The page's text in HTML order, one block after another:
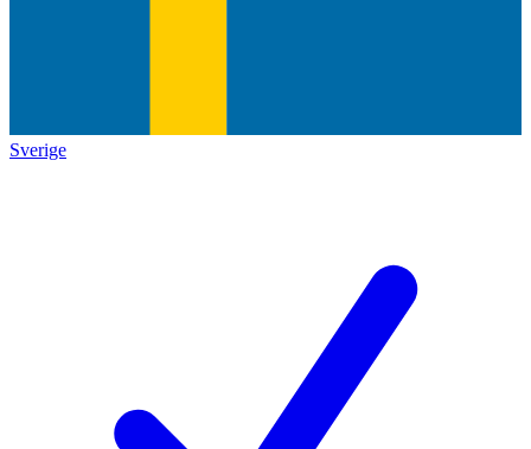
Sverige